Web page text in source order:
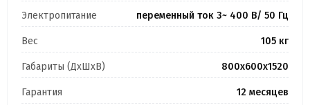
Электропитание переменный ток 3~ 400 В/ 50 Гц
Вес 105 кг
Габариты (ДхШхВ) 800х600х1520
Гарантия 12 месяцев